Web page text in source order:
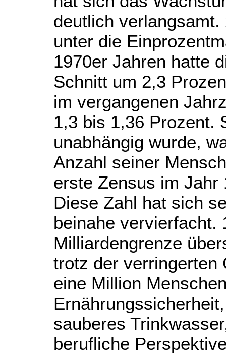
deutlich
unter die
1970er Jahren hatte
Schnitt um 2,3
im vergangenen
1,3 bis 1,36 Prozent.
unabhängig wurde,
Anzahl seiner
erste Zensus im Jahr
Diese Zahl hat sich
beinahe vervierfacht.
Milliardengrenze
trotz der verringerten
eine Million
sauberes
berufliche